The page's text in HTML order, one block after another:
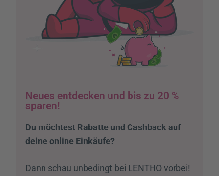
Neues entdecken und bis zu 20 %
sparen!
Du möchtest Rabatte und Cashback auf
deine online Einkäufe?
Dann schau unbedingt bei LENTHO vorbei!